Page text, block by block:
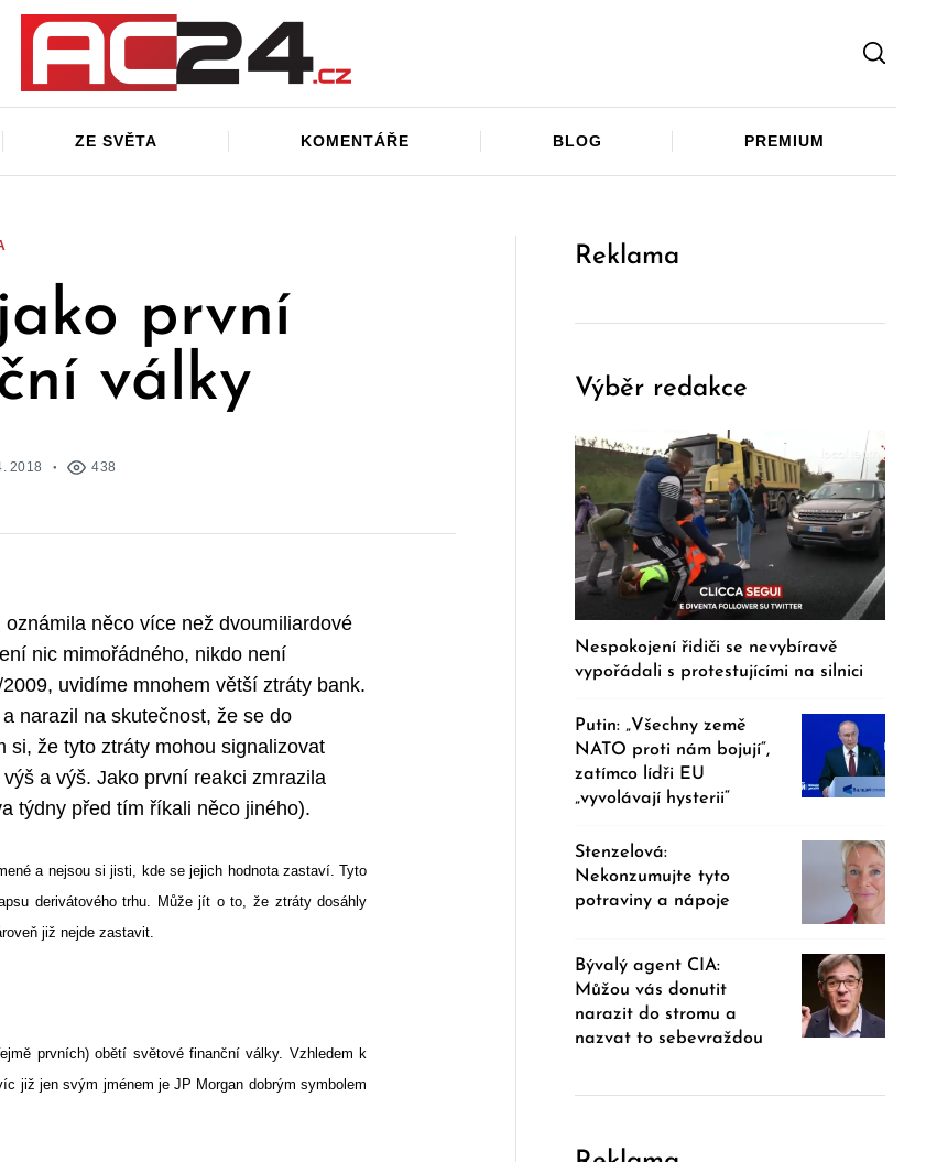
ZE SVĚTA KOMENTÁŘE BLOG PREMIUM
první
války
2018 438
něco více než dvoumiliardové
nic mimořádného, nikdo není
uvidíme mnohem větší ztráty bank.
narazil na skutečnost, že se do
si, že tyto ztráty mohou signalizovat
a výš. Jako první reakci zmrazila
týdny před tím říkali něco jiného).
a nejsou si jisti, kde se jejich hodnota zastaví. Tyto
derivátového trhu. Může jít o to, že ztráty dosáhly
již nejde zastavit.
prvních) obětí světové finanční války. Vzhledem k
již jen svým jménem je JP Morgan dobrým symbolem
Reklama
Výběr redakce
Nespokojení řidiči se nevybíravě
vypořádali s protestujícími na silnici
Putin: „Všechny země
NATO proti nám bojují“,
zatímco lídři EU
„vyvolávají hysterii“
Stenzelová:
Nekonzumujte tyto
potraviny a nápoje
Bývalý agent CIA:
Můžou vás donutit
narazit do stromu a
nazvat to sebevraždou